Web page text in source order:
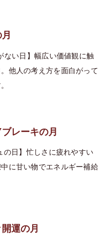
ない日】幅広い価値観に触
他人の考え方を面白がって
レーキの月
の日】忙しさに疲れやすい
に甘い物でエネルギー補給
運の月